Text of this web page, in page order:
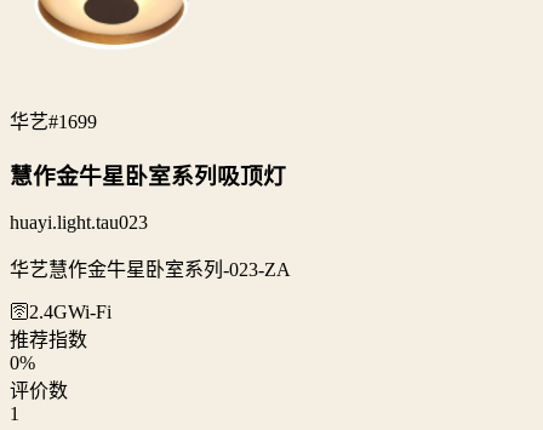
华艺#1699
慧作金牛星卧室系列吸顶灯
huayi.light.tau023
华艺慧作金牛星卧室系列-023-ZA
🛜2.4GWi‑Fi
推荐指数
0%
评价数
1